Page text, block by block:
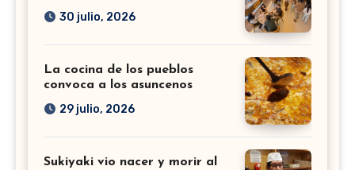
30 julio, 2026
La cocina de los pueblos
convoca a los asuncenos
29 julio, 2026
Sukiyaki vio nacer y morir al